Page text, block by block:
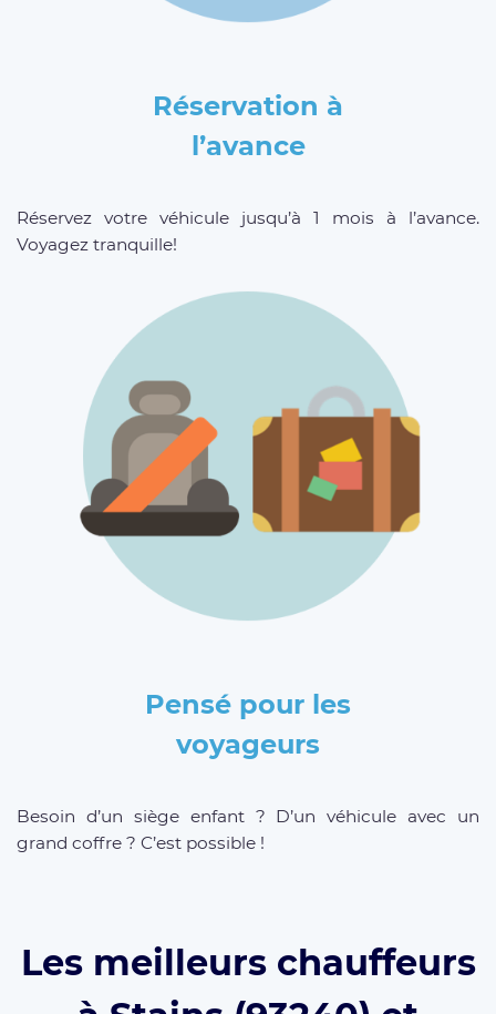
Réservation à
l’avance
Réservez votre véhicule jusqu’à 1 mois à l’avance.
Voyagez tranquille!
Pensé pour les
voyageurs
Besoin d’un siège enfant ? D’un véhicule avec un
grand coffre ? C’est possible !
Les meilleurs chauffeurs